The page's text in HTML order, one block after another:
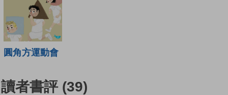
圓角方運動會
讀者書評 (39)